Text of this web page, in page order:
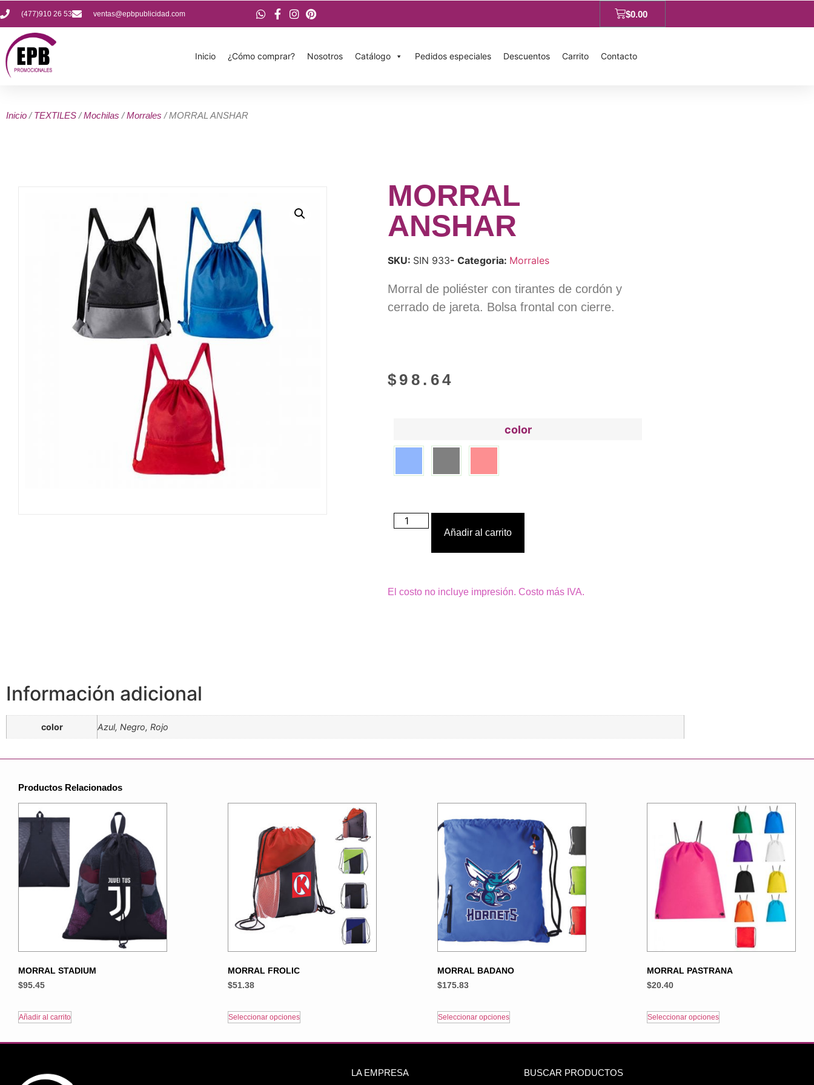
(477)910 26 53 ventas@epbpublicidad.com $0.00
Inicio ¿Cómo comprar? Nosotros Catálogo Pedidos especiales Descuentos Carrito Contacto
Inicio /TEXTILES /Mochilas /Morrales / MORRAL ANSHAR
MORRAL
ANSHAR
SKU: SIN 933- Categoria: Morrales
Morral de poliéster con tirantes de cordón y
cerrado de jareta. Bolsa frontal con cierre.
$ 98.64
color
Añadir al carrito
El costo no incluye impresión. Costo más IVA.
Información adicional
color Azul, Negro, Rojo
Productos Relacionados
MORRAL STADIUM
$95.45
Añadir al carrito
MORRAL FROLIC
$51.38
Seleccionar opciones
MORRAL BADANO
$175.83
Seleccionar opciones
MORRAL PASTRANA
$20.40
Seleccionar opciones
LA EMPRESA BUSCAR PRODUCTOS